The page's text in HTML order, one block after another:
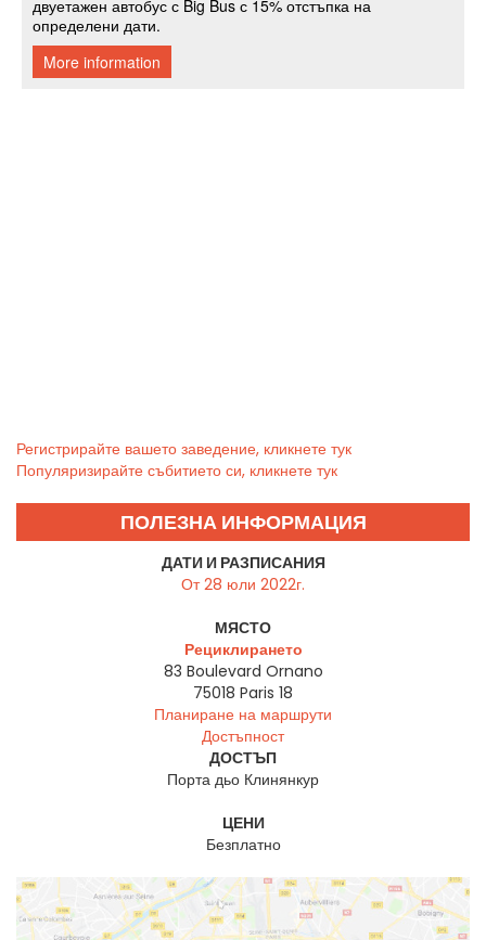
Регистрирайте вашето заведение, кликнете тук
Популяризирайте събитието си, кликнете тук
ПОЛЕЗНА ИНФОРМАЦИЯ
ДАТИ И РАЗПИСАНИЯ
От 28 юли 2022г.
МЯСТО
Рециклирането
83 Boulevard Ornano
75018 Paris 18
Планиране на маршрути
Достъпност
ДОСТЪП
Порта дьо Клинянкур
ЦЕНИ
Безплатно